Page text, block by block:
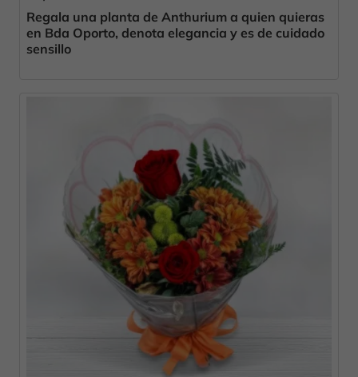
Regala una planta de Anthurium a quien quieras
en Bda Oporto, denota elegancia y es de cuidado
sensillo